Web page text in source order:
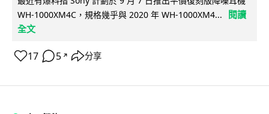
WH-1000XM4C，規格幾乎與 2020 年 WH-1000XM4...
閱讀
全文
17 5 ↗ 分享